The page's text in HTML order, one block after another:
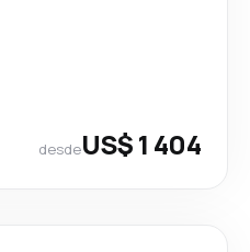
desdeUS$ 1 404